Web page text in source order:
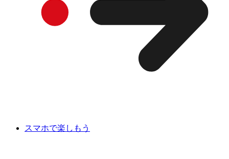
スマホで楽しもう